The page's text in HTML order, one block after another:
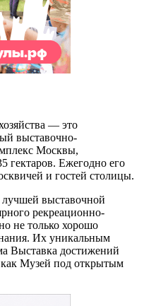
— это
выставочно-
Москвы,
гектаров. Ежегодно его
и гостей столицы.
выставочной
рекреационно-
не только хорошо
Их уникальным
Выставка достижений
как Музей под открытым